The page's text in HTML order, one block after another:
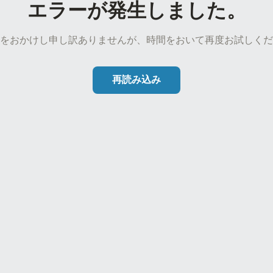
エラーが発生しました。
おかけし申し訳ありませんが、時間をおいて再度お試しく
再読み込み